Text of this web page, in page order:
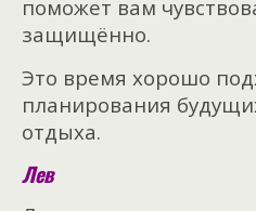
поможет вам
защищённо.
Это время хорошо
планирования
отдыха.
Лев